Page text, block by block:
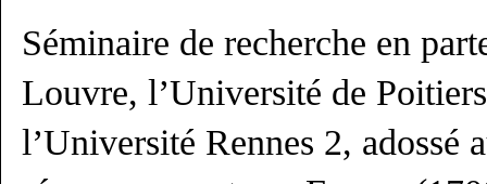
Séminaire de recherche en
Louvre, l’Université de
l’Université Rennes 2, adossé